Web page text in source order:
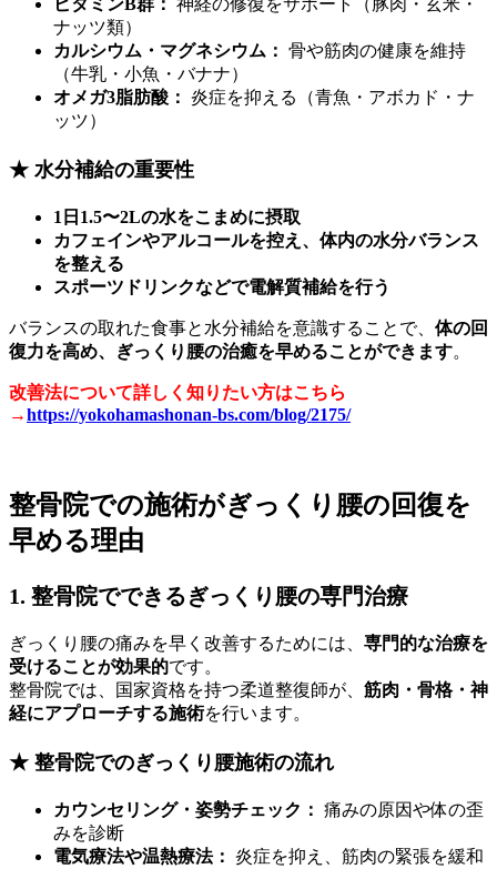
ナッツ類）
カルシウム・マグネシウム： 骨や筋肉の健康を維持
（牛乳・小魚・バナナ）
オメガ3脂肪酸： 炎症を抑える（青魚・アボカド・ナ
ッツ）
★ 水分補給の重要性
1日1.5〜2Lの水をこまめに摂取
カフェインやアルコールを控え、体内の水分バランス
を整える
スポーツドリンクなどで電解質補給を行う
バランスの取れた食事と水分補給を意識することで、 体の回
復力を高め、ぎっくり腰の治癒を早めることができます。
改善法について詳しく知りたい方はこちら
→https://yokohamashonan-bs.com/blog/2175/
整骨院での施術がぎっくり腰の回復を
早める理由
1. 整骨院でできるぎっくり腰の専門治療
ぎっくり腰の痛みを早く改善するためには、 専門的な治療を
受けることが効果的です。
整骨院では、国家資格を持つ柔道整復師が、 筋肉・骨格・神
経にアプローチする施術を行います。
★ 整骨院でのぎっくり腰施術の流れ
カウンセリング・姿勢チェック： 痛みの原因や体の歪
みを診断
電気療法や温熱療法： 炎症を抑え、筋肉の緊張を緩和